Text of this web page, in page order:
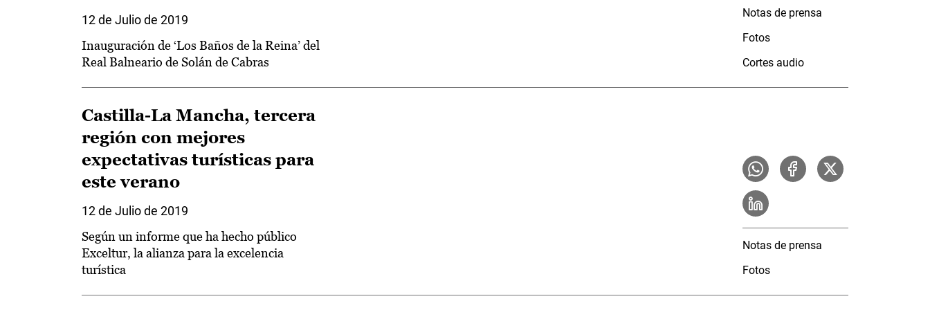
12 de Julio de 2019
Inauguración de ‘Los Baños de la Reina’ del
Real Balneario de Solán de Cabras
Notas de prensa
Fotos
Cortes audio
Castilla-La Mancha, tercera
región con mejores
expectativas turísticas para
este verano
12 de Julio de 2019
Según un informe que ha hecho público
Exceltur, la alianza para la excelencia
turística
Notas de prensa
Fotos